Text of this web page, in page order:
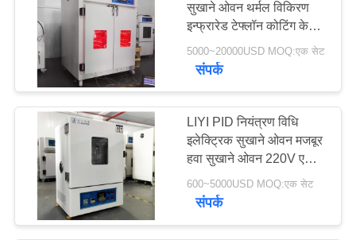
सुखाने ओवन थर्मल विकिरण
इन्फ्रारेड टेफ्लॉन कोटिंग के
अंदर
5000~20000USD MOQ:एक सेट
संपर्क
LIYI PID नियंत्रण विधि
इलेक्ट्रिक सुखाने ओवन मजबूर
हवा सुखाने ओवन 220V एकल
चरण
600~5000USD MOQ:एक सेट
संपर्क